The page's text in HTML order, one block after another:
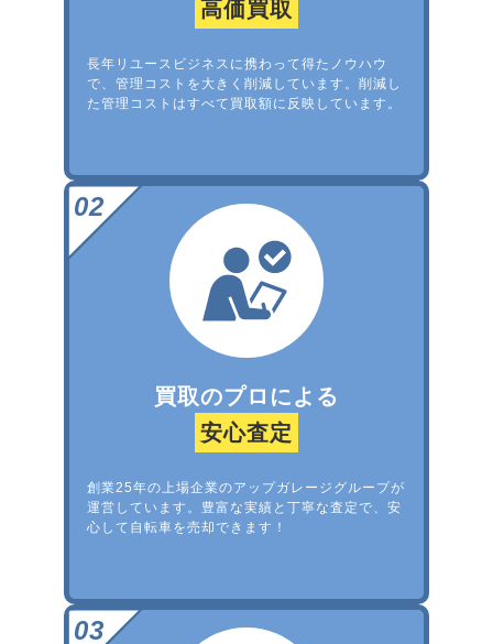
高価買取
長年リユースビジネスに携わって得たノウハウ
で、管理コストを大きく削減しています。削減し
た管理コストはすべて買取額に反映しています。
買取のプロによる
安心査定
創業25年の上場企業のアップガレージグループが
運営しています。豊富な実績と丁寧な査定で、安
心して自転車を売却できます！